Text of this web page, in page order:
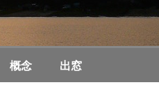
概念 出窓